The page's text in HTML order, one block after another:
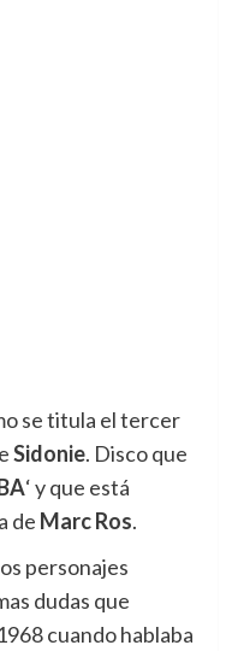
se titula el tercer
Sidonie. Disco que
‘ y que está
de Marc Ros.
personajes
dudas que
cuando hablaba